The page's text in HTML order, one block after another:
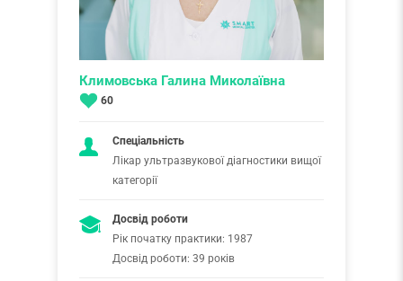
Климовська Галина Миколаївна
60
Спеціальність
Лікар ультразвукової діагностики вищої
категорії
Досвід роботи
Рік початку практики: 1987
Досвід роботи: 39 років